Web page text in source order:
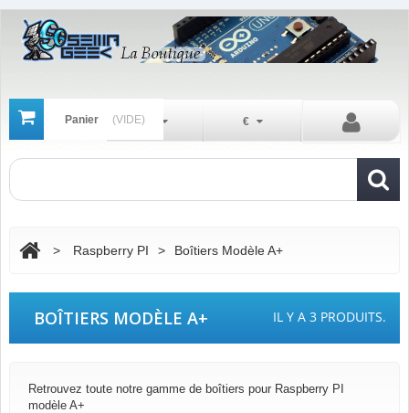
Panier (VIDE) €
Fr
> Raspberry PI > Boîtiers Modèle A+
BOÎTIERS MODÈLE A+ IL Y A 3 PRODUITS.
Retrouvez toute notre gamme de boîtiers pour Raspberry PI
modèle A+